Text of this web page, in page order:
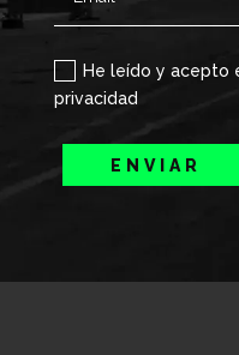
He leído y acepto
privacidad
ENVIAR